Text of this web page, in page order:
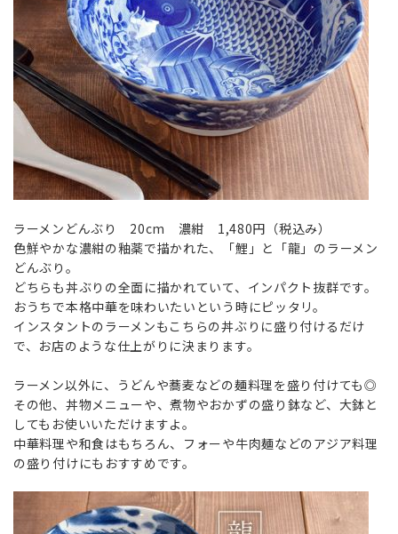
ラーメンどんぶり 20cm 濃紺 1,480円（税込み）
色鮮やかな濃紺の釉薬で描かれた、「鯉」と「龍」のラーメン
どんぶり。
どちらも丼ぶりの全面に描かれていて、インパクト抜群です。
おうちで本格中華を味わいたいという時にピッタリ。
インスタントのラーメンもこちらの丼ぶりに盛り付けるだけ
で、お店のような仕上がりに決まります。
ラーメン以外に、うどんや蕎麦などの麺料理を盛り付けても◎
その他、丼物メニューや、煮物やおかずの盛り鉢など、大鉢と
してもお使いいただけますよ。
中華料理や和食はもちろん、フォーや牛肉麺などのアジア料理
の盛り付けにもおすすめです。